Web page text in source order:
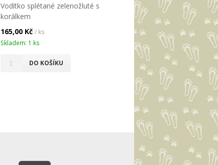
Vodítko splétané zelenožluté s
korálkem
165,00 Kč/ ks
Skladem: 1 ks
DO KOŠÍKU